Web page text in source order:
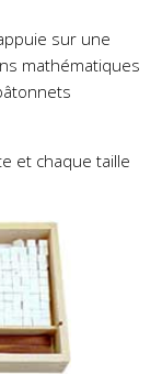
sur une
mathématiques
et chaque taille